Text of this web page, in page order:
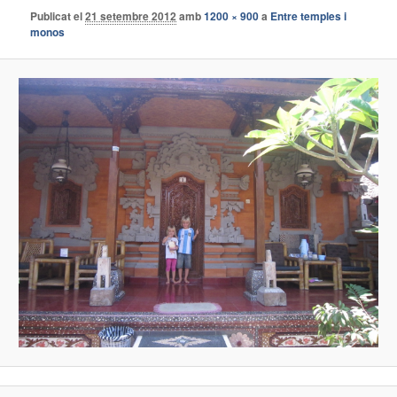
Publicat el21 setembre 2012 amb1200 × 900a Entre temples i
monos